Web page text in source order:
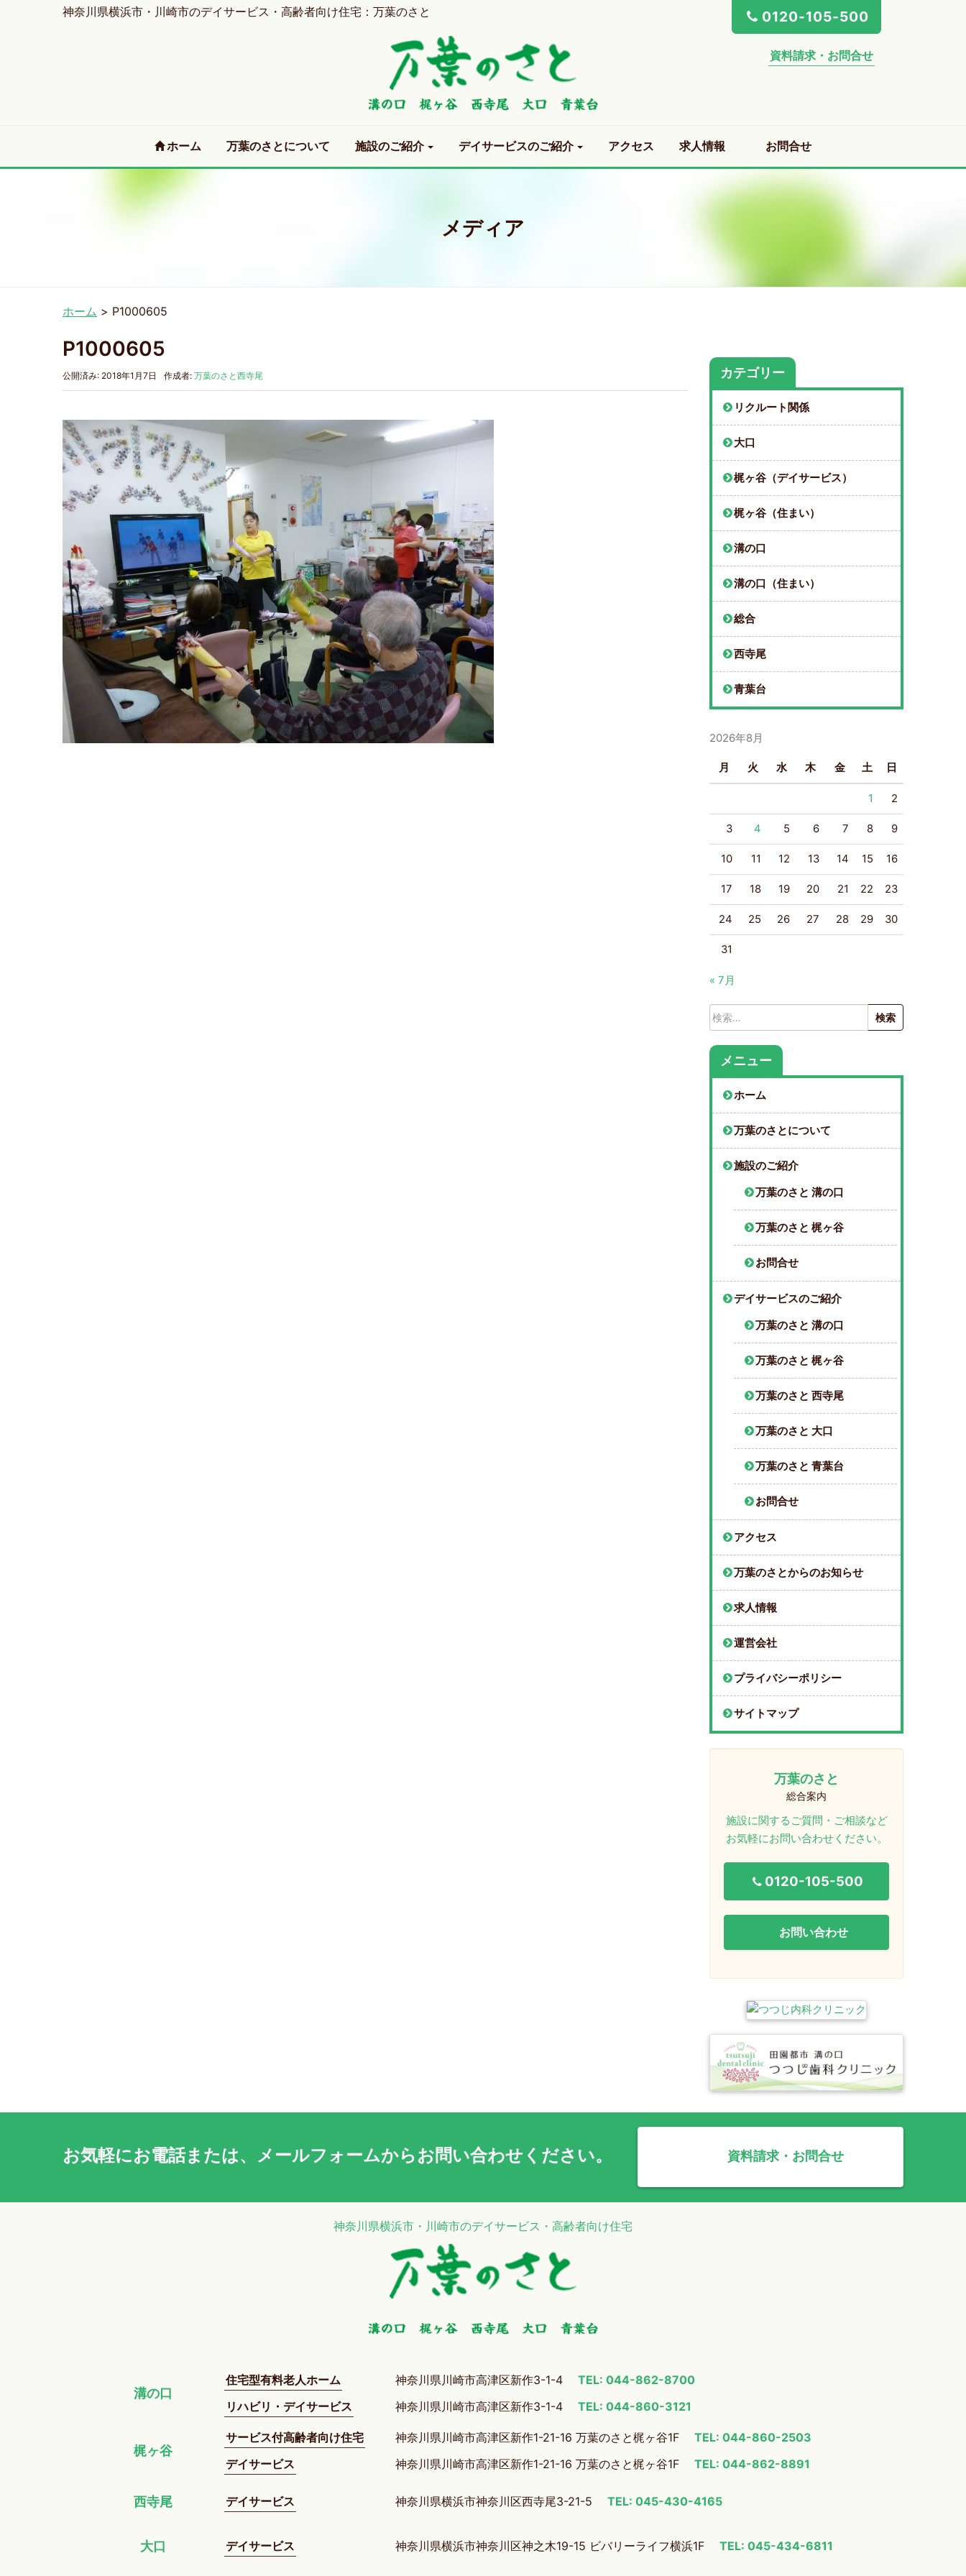
神奈川県横浜市・川崎市のデイサービス・高齢者向け住宅：万葉のさと 0120-105-500
資料請求・お問合せ
ホーム (current)
万葉のさとについて 施設のご紹介 デイサービスのご紹介 アクセス 求人情報 お問合せ
メディア
ホーム > P1000605
P1000605
公開済み: 2018年1月7日 作成者: 万葉のさと西寺尾 カテゴリー
リクルート関係
大口
梶ヶ谷（デイサービス）
梶ヶ谷（住まい）
溝の口
溝の口（住まい）
総合
西寺尾
青葉台
2026年8月
月 火 水 木 金 土 日
1 2
3 4 5 6 7 8 9
10 11 12 13 14 15 16
17 18 19 20 21 22 23
24 25 26 27 28 29 30
31
« 7月
検
索:
メニュー
ホーム
万葉のさとについて
施設のご紹介
万葉のさと 溝の口
万葉のさと 梶ヶ谷
お問合せ
デイサービスのご紹介
万葉のさと 溝の口
万葉のさと 梶ヶ谷
万葉のさと 西寺尾
万葉のさと 大口
万葉のさと 青葉台
お問合せ
アクセス
万葉のさとからのお知らせ
求人情報
運営会社
プライバシーポリシー
サイトマップ
万葉のさと
総合案内
施設に関するご質問・ご相談など
お気軽にお問い合わせください。
0120-105-500
お問い合わせ
お気軽にお電話または、 メールフォームからお問い合わせください。 資料請求・お問合せ
神奈川県横浜市・川崎市のデイサービス・高齢者向け住宅
溝の口
住宅型有料老人ホーム
リハビリ・デイサービス
神奈川県川崎市高津区新作3-1-4
TEL: 044-862-8700
神奈川県川崎市高津区新作3-1-4
TEL: 044-860-3121
梶ヶ谷
サービス付高齢者向け住宅
デイサービス
神奈川県川崎市高津区新作1-21-16 万葉のさと梶ヶ谷1F
TEL: 044-860-2503
神奈川県川崎市高津区新作1-21-16 万葉のさと梶ヶ谷1F
TEL: 044-862-8891
西寺尾 デイサービス 神奈川県横浜市神奈川区西寺尾3-21-5 TEL: 045-430-4165
大口 デイサービス 神奈川県横浜市神奈川区神之木19-15 ビバリーライフ横浜1F TEL: 045-434-6811